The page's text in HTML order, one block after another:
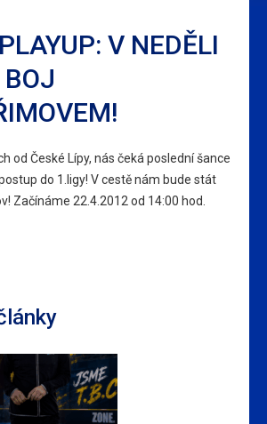
V NEDĚLI
od České Lípy, nás čeká poslední šance
do 1.ligy! V cestě nám bude stát
Začínáme 22.4.2012 od 14:00 hod.